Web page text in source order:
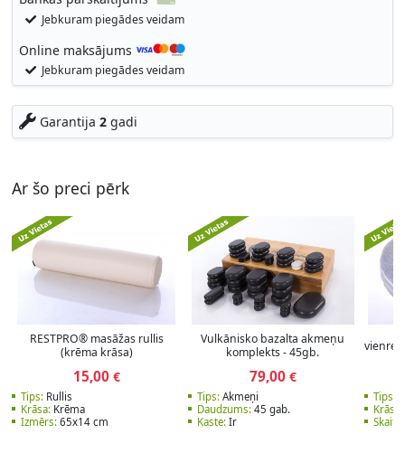
Jebkuram piegādes veidam
Online maksājums
Jebkuram piegādes veidam
Garantija 2gadi
Ar šo preci pērk
RESTPRO® masāžas rullis
(krēma krāsa)
15,00€
Tips:Rullis
Krāsa:Krēma
Izmērs:65x14 cm
Vulkānisko bazalta akmeņu
komplekts - 45gb.
79,00€
Tips:Akmeņi
Daudzums:45 gab.
Kaste:Ir
Tips:
Krāsa:
Skaits: